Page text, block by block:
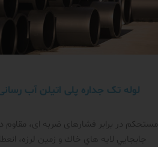
لوله تک جداره پلی اتیلن آب
مستحکم در برابر فشار‌های ضربه ای، مقاوم در
جابجايي لايه هاي خاك و زمين لرزه،